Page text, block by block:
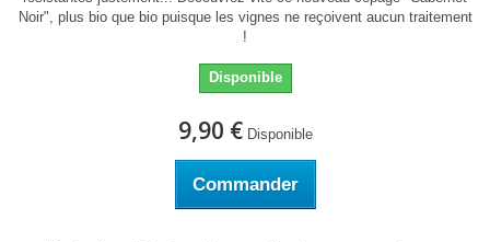
Noir", plus bio que bio puisque les vignes ne reçoivent aucun traitement
!
Disponible
9,90 € Disponible
Commander